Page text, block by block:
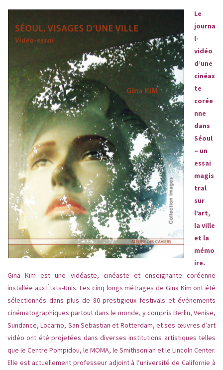
Le
journa
l-
vidéo
d’une
cinéas
te
corée
nne
dans
Séoul
– un
essai
magis
tral
sur
l’art,
la ville
et la
mémo
ire.
Gina Kim est une vidéaste, cinéaste et enseignante coréenne
installée aux États-Unis. Les cinq longs métrages de Gina Kim ont été
sélectionnés dans plus de 80 prestigieux festivals et événements
cinématographiques partout dans le monde, y compris Berlin, Venise,
Sundance, Locarno, San Sebastian et Rotterdam, et ses œuvres d’art
vidéo ont été projetées dans diverses institutions artistiques telles
que le Centre Pompidou, le MOMA, le Smithsonian et le Lincoln Center.
Elle est actuellement professeur adjoint à l’université de Californie à